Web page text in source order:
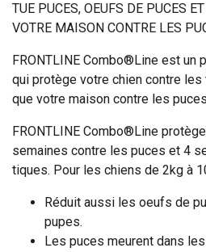
TUE PUCES, OEUFS DE PUCES
VOTRE MAISON CONTRE LES
FRONTLINE Combo®Line est un
qui protège votre chien contre
que votre maison contre les
FRONTLINE Combo®Line
semaines contre les puces et 4
tiques. Pour les chiens de 2kg à
Réduit aussi les oeufs de
pupes.
Les puces meurent dans